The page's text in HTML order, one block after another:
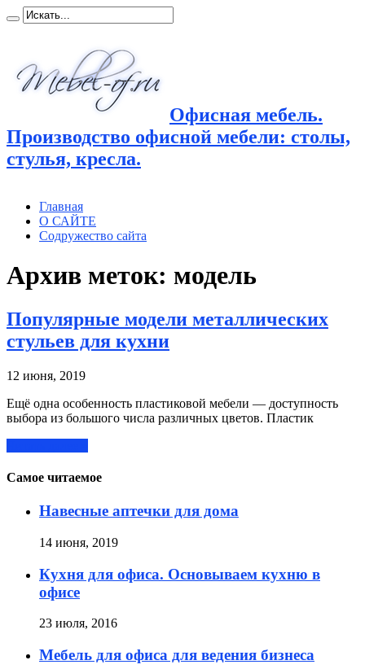
Офисная мебель.
Производство офисной мебели: столы,
стулья, кресла.
Главная
О САЙТЕ
Содружество сайта
Архив меток: модель
Популярные модели металлических
стульев для кухни
12 июня, 2019
Ещё одна особенность пластиковой мебели — доступность
выбора из большого числа различных цветов. Пластик
Самое читаемое
Навесные аптечки для дома
14 июня, 2019
Кухня для офиса. Основываем кухню в
офисе
23 июля, 2016
Мебель для офиса для ведения бизнеса